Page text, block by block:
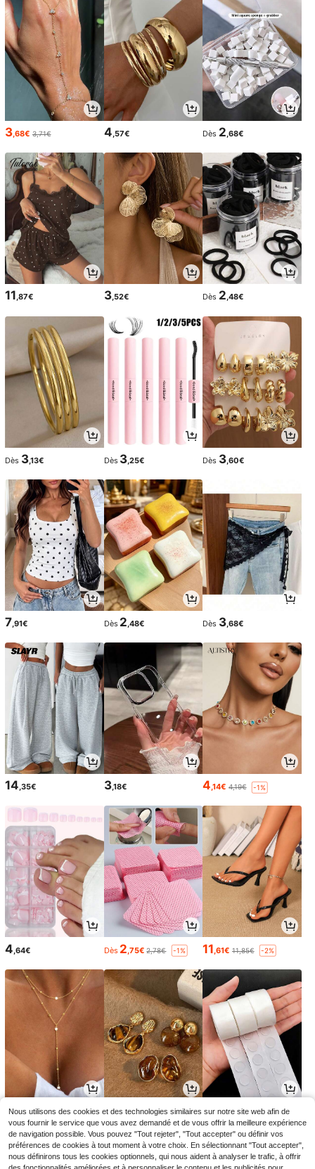
3,68€ 3,71€ 4,57€ Dès 2,68€
11,87€ 3,52€ Dès 2,48€
Dès 3,13€ Dès 3 ,25€ Dès 3,60€
7,91€ Dès 2,48€ Dès 3,68€
14,35€ 3,18€ 4,14€ 4,19€ -1%
4 ,64€ Dès 2 ,75€ 2,78€ -1% 11 ,61€ 11,85€ -2%
3,31€ 3,84€ Dès 2,38€
Nous utilisons des cookies et des technologies similaires sur notre site web afin de
vous fournir le service que vous avez demandé et de vous offrir la meilleure expérience
de navigation possible. Vous pouvez "Tout rejeter", "Tout accepter" ou définir vos
préférences de cookies à tout moment à votre choix. En sélectionnant "Tout accepter",
nous définirons tous les cookies optionnels, qui nous aident à analyser le trafic, à offrir